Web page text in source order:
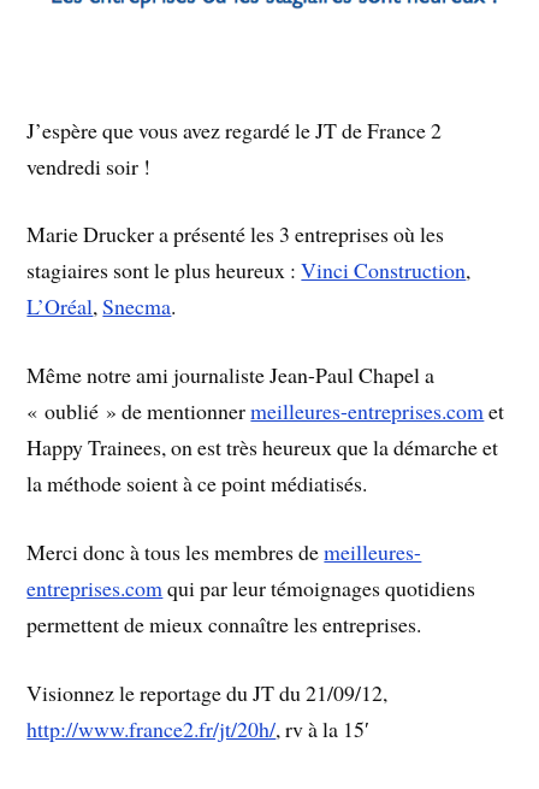
J’espère que vous avez regardé le JT de France 2
vendredi soir !
Marie Drucker a présenté les 3 entreprises où les
stagiaires sont le plus heureux :Vinci Construction,
L’Oréal,Snecma.
Même notre ami journaliste Jean-Paul Chapel a
« oublié » de mentionnermeilleures-entreprises.comet
Happy Trainees, on est très heureux que la démarche et
la méthode soient à ce point médiatisés.
Merci donc à tous les membres demeilleures-
entreprises.comqui par leur témoignages quotidiens
permettent de mieux connaître les entreprises.
Visionnez le reportage du JT du 21/09/12,
http://www.france2.fr/jt/20h/, rv à la 15′